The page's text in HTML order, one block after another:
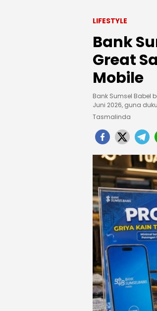
LIFESTYLE
Bank
Great
Mobile
Bank Sumsel Babel
Juni 2026, guna
Tasmalinda